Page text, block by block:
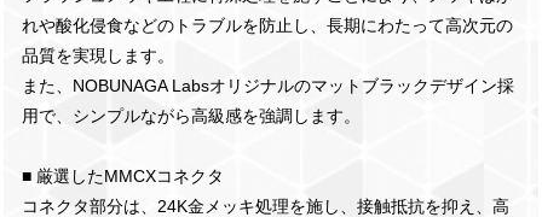
れや酸化侵食などのトラブルを防止し、長期にわたって高次元の
品質を実現します。
また、NOBUNAGA Labsオリジナルのマットブラックデザイン採
用で、シンプルながら高級感を強調します。
■ 厳選したMMCXコネクタ
コネクタ部分は、24K金メッキ処理を施し、接触抵抗を抑え、高